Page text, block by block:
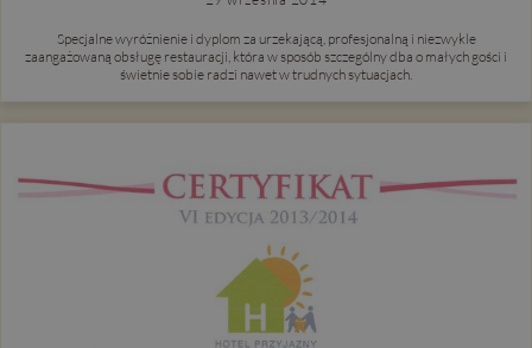
Specjalne wyróżnienie i dyplom za urzekającą, profesjonalną i niezwykle
zaangażowaną obsługę restauracji, która w sposób szczególny dba o małych gości i
świetnie sobie radzi nawet w trudnych sytuacjach.